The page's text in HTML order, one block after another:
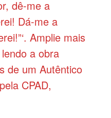
dê-me a
Dá-me a
Amplie mais
a obra
de um Autêntico
CPAD,